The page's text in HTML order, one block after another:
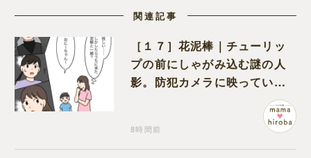
関連記事
［１７］花泥棒｜チューリッ
プの前にしゃがみ込む謎の人
影。防犯カメラに映っていた
8時間前